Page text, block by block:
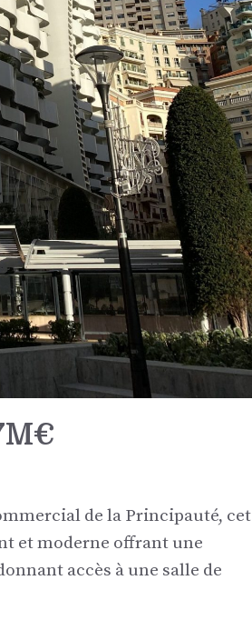
de la Principauté, cet
et moderne offrant une
accès à une salle de